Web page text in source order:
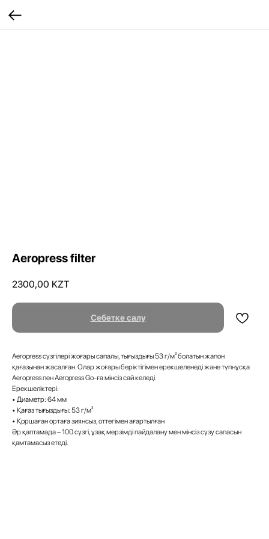
Aeropress filter
2300,00 KZT
Себетке салу
Aeropress сүзгілері жоғары сапалы, тығыздығы 53 г/м² болатын жапон
қағазынан жасалған. Олар жоғары беріктігімен ерекшеленеді және түпнұсқа
Aeropress пен Aeropress Go-ға мінсіз сай келеді.
Ерекшеліктері:
• Диаметр: 64 мм
• Қағаз тығыздығы: 53 г/м²
• Қоршаған ортаға зиянсыз, оттегімен ағартылған
Әр қаптамада – 100 сүзгі, ұзақ мерзімді пайдалану мен мінсіз сүзу сапасын
қамтамасыз етеді.